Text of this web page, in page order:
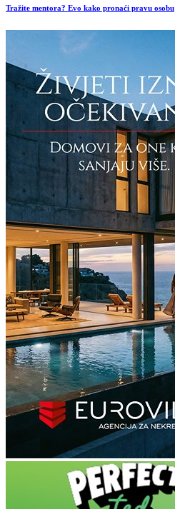
Tražite mentora? Evo kako pronaći pravu osobu